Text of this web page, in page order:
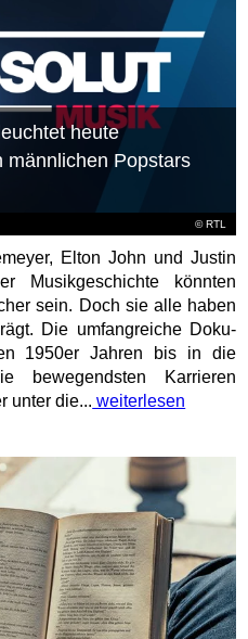
©RTL
heute
männlichen Popstars
Elton John und Justin
Musikgeschichte könnten
sein. Doch sie alle haben
Die umfangreiche Doku-
1950er Jahren bis in die
bewegendsten Karrieren
unter die... weiterlesen